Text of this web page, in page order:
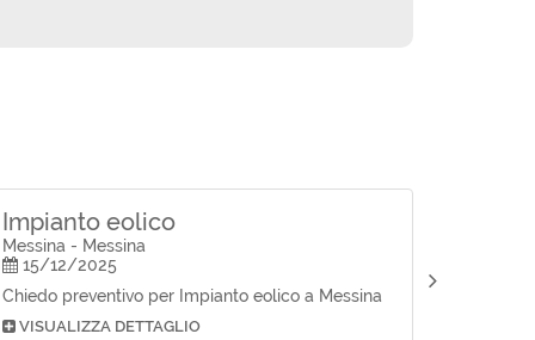
Impianto eolico
Messina - Messina
15/12/2025
Chiedo preventivo per Impianto eolico a Messina
VISUALIZZA DETTAGLIO